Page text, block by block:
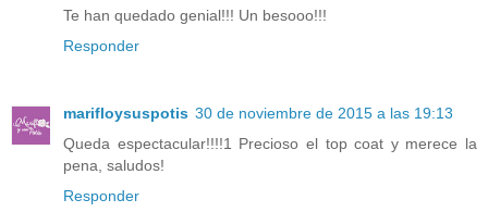
Te han quedado genial!!! Un besooo!!!
Responder
marifloysuspotis 30 de noviembre de 2015 a las 19:13
Queda espectacular!!!!1 Precioso el top coat y merece la
pena, saludos!
Responder